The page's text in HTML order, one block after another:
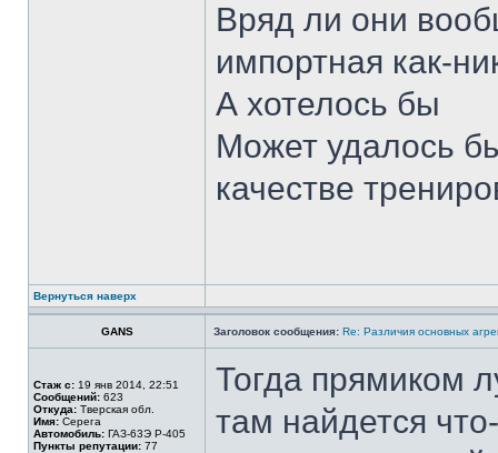
Вряд ли они
импортная как-
А хотелось бы
Может удалось
качестве
Вернуться наверх
GANS Заголовок сообщения: Re: Различия основных
Стаж с: 19 янв 2014, 22:51
Сообщений: 623
Откуда: Тверская обл.
Имя: Серега
Автомобиль: ГАЗ-63Э Р-405
Пункты репутации: 77
Тогда прямиком
там найдется